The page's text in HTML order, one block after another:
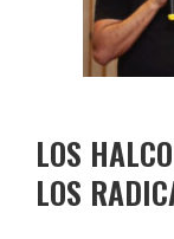
LOS
LOS